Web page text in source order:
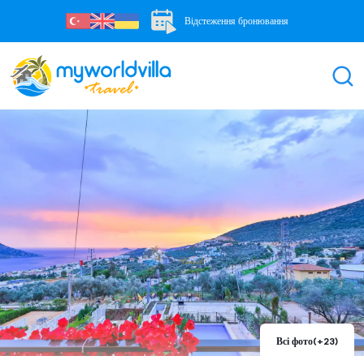
Відстеження бронювання
Всі фото(+23)